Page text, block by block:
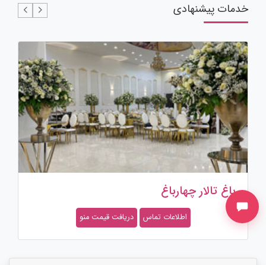
خدمات پیشنهادی
تالار پذیرایی تشریفاتی امرالد
اطلاعات تماس دریافت قیمت منو